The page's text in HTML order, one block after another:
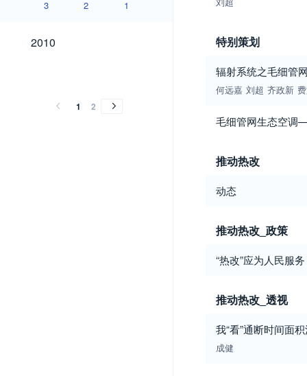
3 2 1
2010
2010
1 2
特别策划
辐射系统之毛细管
何远嘉 刘超 齐政新
毛细管网生态空调
推动热改
动态
推动热改_政策
“热改”应为人民服务
推动热改_透视
我“看”通断时间面
成健